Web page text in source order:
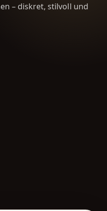
– diskret, stilvoll und